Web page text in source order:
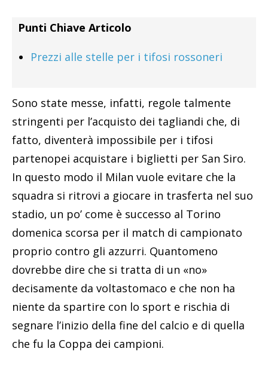
Punti Chiave Articolo
Prezzi alle stelle per i tifosi rossoneri
Sono state messe, infatti, regole talmente
stringenti per l’acquisto dei tagliandi che, di
fatto, diventerà impossibile per i tifosi
partenopei acquistare i biglietti per San Siro.
In questo modo il Milan vuole evitare che la
squadra si ritrovi a giocare in trasferta nel suo
stadio, un po’ come è successo al Torino
domenica scorsa per il match di campionato
proprio contro gli azzurri. Quantomeno
dovrebbe dire che si tratta di un «no»
decisamente da voltastomaco e che non ha
niente da spartire con lo sport e rischia di
segnare l’inizio della fine del calcio e di quella
che fu la Coppa dei campioni.